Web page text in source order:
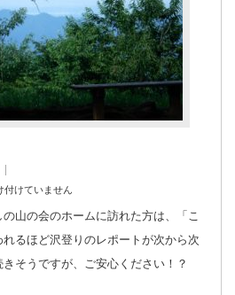
付けていません
山の会のホームに訪れた方は、「こ
るほど沢登りのレポートが次から次
そうですが、ご安心ください！？